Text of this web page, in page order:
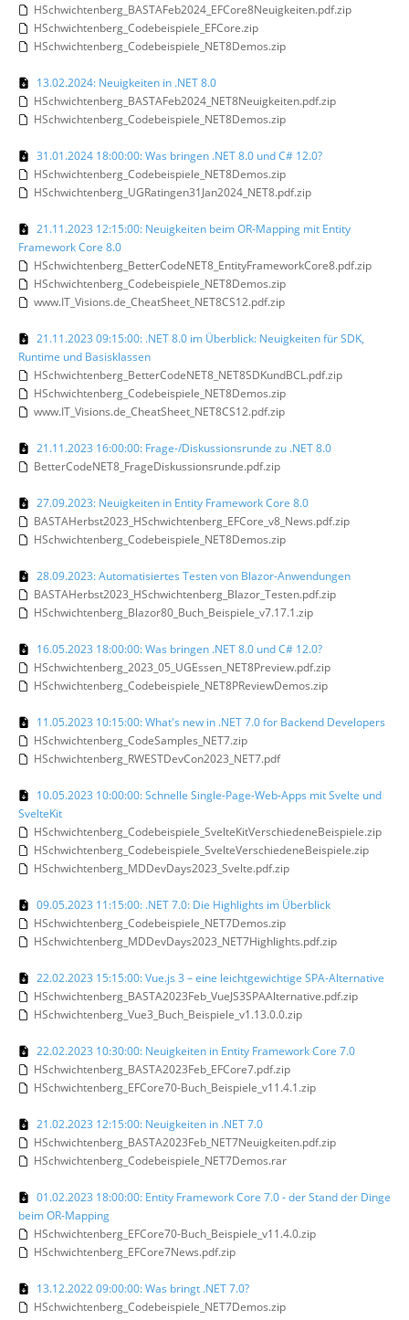
HSchwichtenberg_BASTAFeb2024_EFCore8Neuigkeiten.pdf.zip
HSchwichtenberg_Codebeispiele_EFCore.zip
HSchwichtenberg_Codebeispiele_NET8Demos.zip
13.02.2024: Neuigkeiten in .NET 8.0
HSchwichtenberg_BASTAFeb2024_NET8Neuigkeiten.pdf.zip
HSchwichtenberg_Codebeispiele_NET8Demos.zip
31.01.2024 18:00:00: Was bringen .NET 8.0 und C# 12.0?
HSchwichtenberg_Codebeispiele_NET8Demos.zip
HSchwichtenberg_UGRatingen31Jan2024_NET8.pdf.zip
21.11.2023 12:15:00: Neuigkeiten beim OR-Mapping mit Entity
Framework Core 8.0
HSchwichtenberg_BetterCodeNET8_EntityFrameworkCore8.pdf.zip
HSchwichtenberg_Codebeispiele_NET8Demos.zip
www.IT_Visions.de_CheatSheet_NET8CS12.pdf.zip
21.11.2023 09:15:00: .NET 8.0 im Überblick: Neuigkeiten für SDK,
Runtime und Basisklassen
HSchwichtenberg_BetterCodeNET8_NET8SDKundBCL.pdf.zip
HSchwichtenberg_Codebeispiele_NET8Demos.zip
www.IT_Visions.de_CheatSheet_NET8CS12.pdf.zip
21.11.2023 16:00:00: Frage-/Diskussionsrunde zu .NET 8.0
BetterCodeNET8_FrageDiskussionsrunde.pdf.zip
27.09.2023: Neuigkeiten in Entity Framework Core 8.0
BASTAHerbst2023_HSchwichtenberg_EFCore_v8_News.pdf.zip
HSchwichtenberg_Codebeispiele_NET8Demos.zip
28.09.2023: Automatisiertes Testen von Blazor-Anwendungen
BASTAHerbst2023_HSchwichtenberg_Blazor_Testen.pdf.zip
HSchwichtenberg_Blazor80_Buch_Beispiele_v7.17.1.zip
16.05.2023 18:00:00: Was bringen .NET 8.0 und C# 12.0?
HSchwichtenberg_2023_05_UGEssen_NET8Preview.pdf.zip
HSchwichtenberg_Codebeispiele_NET8PReviewDemos.zip
11.05.2023 10:15:00: What's new in .NET 7.0 for Backend Developers
HSchwichtenberg_CodeSamples_NET7.zip
HSchwichtenberg_RWESTDevCon2023_NET7.pdf
10.05.2023 10:00:00: Schnelle Single-Page-Web-Apps mit Svelte und
SvelteKit
HSchwichtenberg_Codebeispiele_SvelteKitVerschiedeneBeispiele.zip
HSchwichtenberg_Codebeispiele_SvelteVerschiedeneBeispiele.zip
HSchwichtenberg_MDDevDays2023_Svelte.pdf.zip
09.05.2023 11:15:00: .NET 7.0: Die Highlights im Überblick
HSchwichtenberg_Codebeispiele_NET7Demos.zip
HSchwichtenberg_MDDevDays2023_NET7Highlights.pdf.zip
22.02.2023 15:15:00: Vue.js 3 – eine leichtgewichtige SPA-Alternative
HSchwichtenberg_BASTA2023Feb_VueJS3SPAAlternative.pdf.zip
HSchwichtenberg_Vue3_Buch_Beispiele_v1.13.0.0.zip
22.02.2023 10:30:00: Neuigkeiten in Entity Framework Core 7.0
HSchwichtenberg_BASTA2023Feb_EFCore7.pdf.zip
HSchwichtenberg_EFCore70-Buch_Beispiele_v11.4.1.zip
21.02.2023 12:15:00: Neuigkeiten in .NET 7.0
HSchwichtenberg_BASTA2023Feb_NET7Neuigkeiten.pdf.zip
HSchwichtenberg_Codebeispiele_NET7Demos.rar
01.02.2023 18:00:00: Entity Framework Core 7.0 - der Stand der Dinge
beim OR-Mapping
HSchwichtenberg_EFCore70-Buch_Beispiele_v11.4.0.zip
HSchwichtenberg_EFCore7News.pdf.zip
13.12.2022 09:00:00: Was bringt .NET 7.0?
HSchwichtenberg_Codebeispiele_NET7Demos.zip